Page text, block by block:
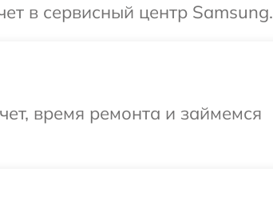
в сервисный центр Samsung.
время ремонта и займемся